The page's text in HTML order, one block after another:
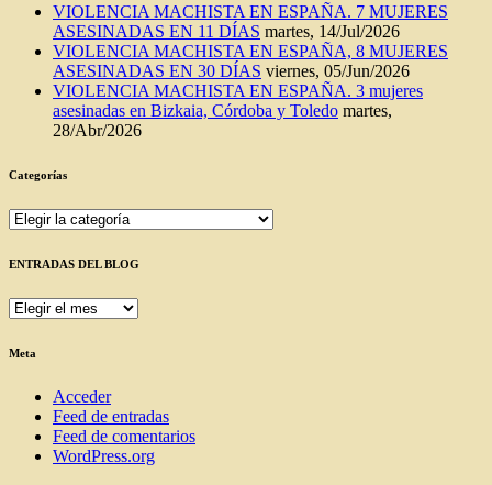
VIOLENCIA MACHISTA EN ESPAÑA. 7 MUJERES
ASESINADAS EN 11 DÍAS martes, 14/Jul/2026
VIOLENCIA MACHISTA EN ESPAÑA, 8 MUJERES
ASESINADAS EN 30 DÍAS viernes, 05/Jun/2026
VIOLENCIA MACHISTA EN ESPAÑA. 3 mujeres
asesinadas en Bizkaia, Córdoba y Toledo martes,
28/Abr/2026
Categorías
Categorías
ENTRADAS DEL BLOG
ENTRADAS
BLOG
Meta
Acceder
Feed de entradas
Feed de comentarios
WordPress.org